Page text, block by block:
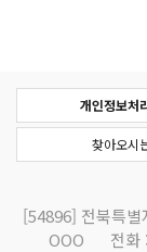
개인정보처
찾아오시
[54896] 전북특
OOO
전화